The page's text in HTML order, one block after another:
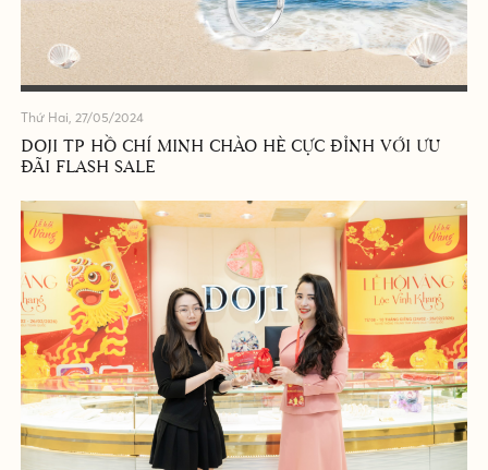
Thứ Hai, 27/05/2024
DOJI TP HỒ CHÍ MINH CHÀO HÈ CỰC ĐỈNH VỚI ƯU
ĐÃI FLASH SALE